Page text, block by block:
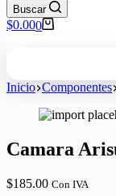
Buscar
$0.000
Inicio Componentes
Camara
$185.00 Con IVA